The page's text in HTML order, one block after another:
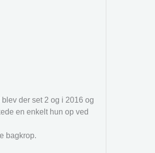
der set 2 og i 2016 og
en enkelt hun op ved
bagkrop.